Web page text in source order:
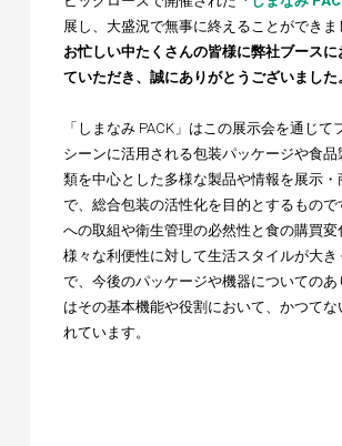
展し、大盛況で無事に終えることができま
お忙しい中たくさんの皆様に弊社ブース
ていただき、誠にありがとうございました
「しまなみ PACK」はこの展示会を通じて
シーンに活用される包装パッケージや食
類を中心とした多様な製品や情報を展示・
で、総合包装の活性化を目的とするもので
への取組や衛生管理の必然性と食の購買変
様々な利便性に対して生活スタイルが大き
で、今後のパッケージや機器についてのあ
はその基本機能や役割において、かつてな
れています。